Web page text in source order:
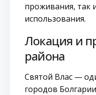
проживания, так
использования.
Локация и
района
Святой Влас —
городов